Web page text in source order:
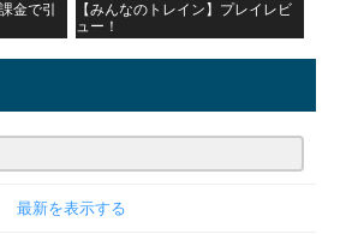
金で引
【みんなのトレイン】プレイレビ
ュー！
最新を表示する